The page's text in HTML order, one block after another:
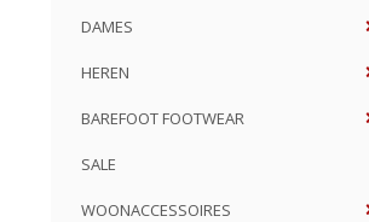
DAMES
HEREN
BAREFOOT FOOTWEAR
SALE
WOONACCESSOIRES